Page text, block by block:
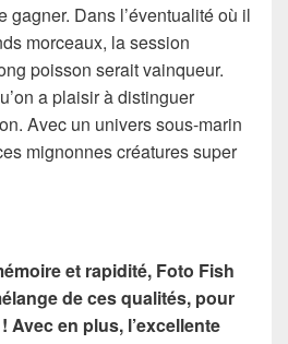
gagner. Dans l’éventualité où il
morceaux, la session
poisson serait vainqueur.
a plaisir à distinguer
Avec un univers sous-marin
mignonnes créatures super
et rapidité, Foto Fish
de ces qualités, pour
Avec en plus, l’excellente